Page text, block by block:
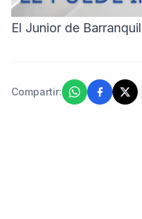
El Junior de
Compartir: